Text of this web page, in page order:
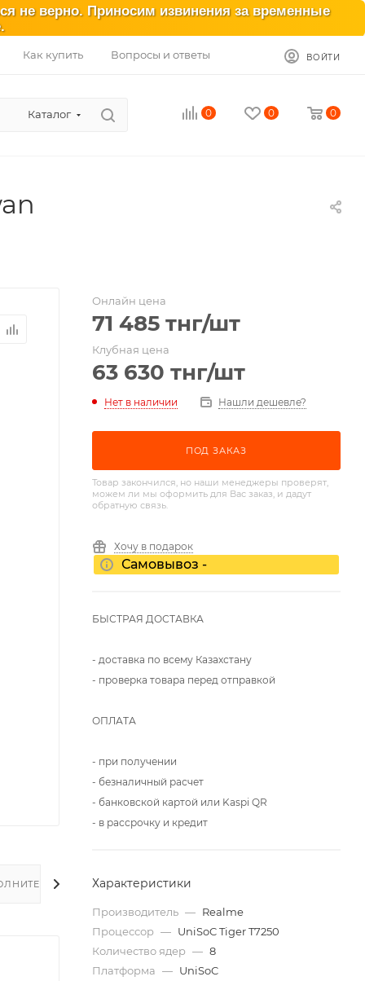
не верно. Приносим извинения за временные
Как купить Вопросы и ответы ВОЙТИ
Каталог 0 0 0
Онлайн цена
71 485 тнг/шт
Клубная цена
63 630 тнг/шт
Нет в наличии Нашли дешевле?
ПОД ЗАКАЗ
Товар закончился, но наши менеджеры проверят,
можем ли мы оформить для Вас заказ, и дадут
обратную связь.
Хочу в подарок
Самовывоз -
БЫСТРАЯ ДОСТАВКА
- доставка по всему Казахстану
- проверка товара перед отправкой
ОПЛАТА
- при получении
- безналичный расчет
- банковской картой или Kaspi QR
- в рассрочку и кредит
Характеристики
Производитель — Realme
Процессор — UniSoC Tiger T7250
Количество ядер — 8
Платформа — UniSoC